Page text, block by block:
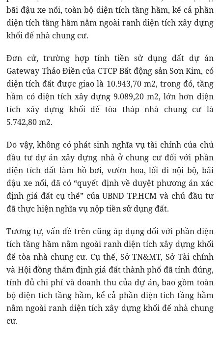
bãi đậu xe nổi, toàn bộ diện tích tầng hầm, kể cả phần
diện tích tầng hầm nằm ngoài ranh diện tích xây dựng
khối đế nhà chung cư.
Đơn cử, trường hợp tính tiền sử dụng đất dự án
Gateway Thảo Điền của CTCP Bất động sản Sơn Kim, có
diện tích đất được giao là 10.943,70 m2, trong đó, tầng
hầm có diện tích xây dựng 9.089,20 m2, lớn hơn diện
tích xây dựng khối đế tòa tháp nhà chung cư là
5.742,80 m2.
Do vậy, không có phát sinh nghĩa vụ tài chính của chủ
đầu tư dự án xây dựng nhà ở chung cư đối với phần
diện tích đất làm hồ bơi, vườn hoa, lối đi nội bộ, bãi
đậu xe nổi, đã có “quyết định về duyệt phương án xác
định giá đất cụ thể” của UBND TP.HCM và chủ đầu tư
đã thực hiện nghĩa vụ nộp tiền sử dụng đất.
Tương tự, vấn đề trên cũng áp dụng đối với phần diện
tích tầng hầm nằm ngoài ranh diện tích xây dựng khối
đế tòa nhà chung cư. Cụ thể, Sở TN&MT, Sở Tài chính
và Hội đồng thẩm định giá đất thành phố đã tính đúng,
tính đủ chi phí và doanh thu của dự án, bao gồm toàn
bộ diện tích tầng hầm, kể cả phần diện tích tầng hầm
nằm ngoài ranh diện tích xây dựng khối đế nhà chung
cư.